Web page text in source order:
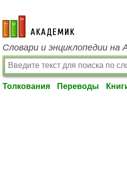
academic.ru
Словари и энциклопедии на
Толкования Переводы